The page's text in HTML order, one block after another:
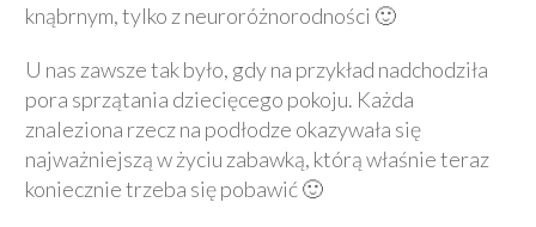
knąbrnym, tylko z neuroróżnorodności 🙂
U nas zawsze tak było, gdy na przykład nadchodziła
pora sprzątania dziecięcego pokoju. Każda
znaleziona rzecz na podłodze okazywała się
najważniejszą w życiu zabawką, którą właśnie teraz
koniecznie trzeba się pobawić 🙂